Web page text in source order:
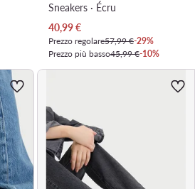
Sneakers · Écru
Prezzo attuale
40,99€
Prezzo regolare57,99 €-29%
Prezzo più basso45,99 €-10%